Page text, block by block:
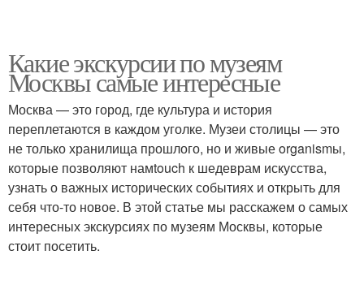
Какие экскурсии по музеям
Москвы самые интересные
Москва — это город, где культура и история
переплетаются в каждом уголке. Музеи столицы — это
не только хранилища прошлого, но и живые organismы,
которые позволяют намtouch к шедеврам искусства,
узнать о важных исторических событиях и открыть для
себя что-то новое. В этой статье мы расскажем о самых
интересных экскурсиях по музеям Москвы, которые
стоит посетить.